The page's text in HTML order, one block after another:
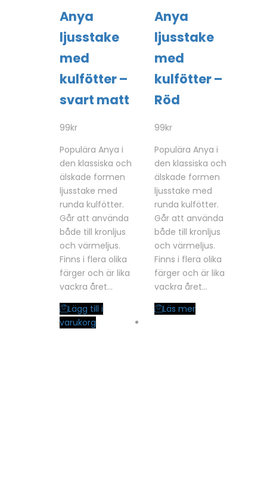
Anya
ljusstake
med
kulfötter –
svart matt
99kr
Populära Anya i
den klassiska och
älskade formen
ljusstake med
runda kulfötter.
Går att använda
både till kronljus
och värmeljus.
Finns i flera olika
färger och är lika
vackra året…
Lägg till i
varukorg
Anya
ljusstake
med
kulfötter –
Röd
99kr
Populära Anya i
den klassiska och
älskade formen
ljusstake med
runda kulfötter.
Går att använda
både till kronljus
och värmeljus.
Finns i flera olika
färger och är lika
vackra året…
Läs mer